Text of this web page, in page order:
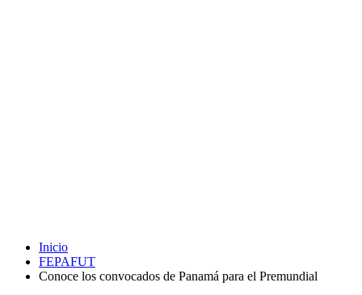
Inicio
FEPAFUT
Conoce los convocados de Panamá para el Premundial